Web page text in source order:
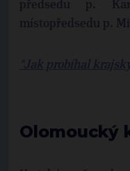
předsedu p.
místopředsedu p.
Olomoucký